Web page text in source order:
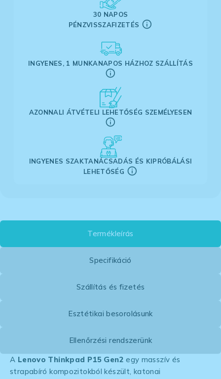
30 NAPOS
PÉNZVISSZAFIZETÉS
INGYENES, 1 MUNKANAPOS HÁZHOZ SZÁLLÍTÁS
AZONNALI ÁTVÉTELI LEHETŐSÉG SZEMÉLYESEN
INGYENES SZAKTANÁCSADÁS ÉS KIPRÓBÁLÁSI
LEHETŐSÉG
Termékleírás
Specifikáció
Szállítás és fizetés
Esztétikai besorolásunk
Ellenőrzési rendszerünk
A Lenovo Thinkpad P15 Gen2 egy masszív és
strapabíró kompozitokból készült, katonai